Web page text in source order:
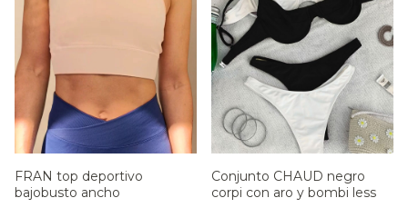
FRAN top deportivo
bajobusto ancho
Conjunto CHAUD negro
corpi con aro y bombi less